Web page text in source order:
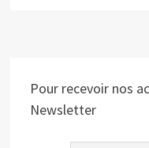
Pour recevoir nos
Newsletter